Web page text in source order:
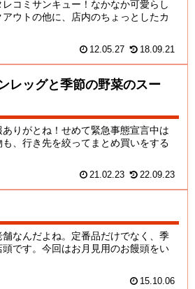
コミサンキュー！なかなか可愛らし
ウトの他に、店内のちょっとしたカ
12.05.27 18.09.21
レッグと季節の野菜のスー
りがとね！せめて緊急事態宣言中は
、行き先を絞ってまとめ買いをする
21.02.23 22.09.23
なんだよね。定番品だけでなく、季
です。今回はお月見用のお饅頭をい
15.10.06